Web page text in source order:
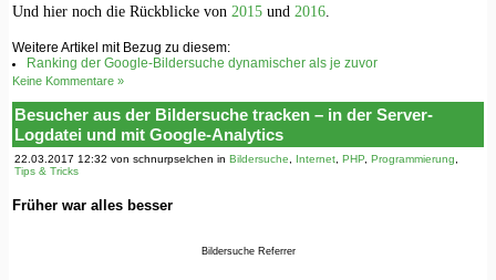
Und hier noch die Rückblicke von 2015und 2016.
Weitere Artikel mit Bezug zu diesem:
Ranking der Google-Bildersuche dynamischer als je zuvor
Keine Kommentare »
Besucher aus der Bildersuche tracken – in der Server-
Logdatei und mit Google-Analytics
22.03.2017 12:32 von schnurpselchen in Bildersuche Internet, PHP, Programmierung
Tips & Tricks
Früher war alles besser
Bildersuche Referrer